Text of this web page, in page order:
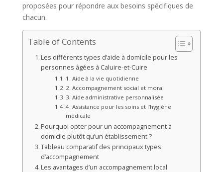
proposées pour répondre aux besoins spécifiques de
chacun.
Table of Contents
Les différents types d’aide à domicile pour les
personnes âgées à Caluire-et-Cuire
1. Aide à la vie quotidienne
2. Accompagnement social et moral
3. Aide administrative personnalisée
4. Assistance pour les soins et l’hygiène
médicale
Pourquoi opter pour un accompagnement à
domicile plutôt qu’un établissement ?
Tableau comparatif des principaux types
d’accompagnement
Les avantages d’un accompagnement local